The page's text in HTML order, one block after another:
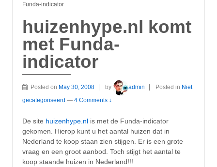
Funda-indicator
huizenhype.nl komt
met Funda-
indicator
Posted on May 30, 2008 by admin Posted in Niet
gecategoriseerd — 4 Comments ↓
De site huizenhype.nl is met de Funda-indicator
gekomen. Hierop kunt u het aantal huizen dat in
Nederland te koop staan zien stijgen. Er is een grote
vraag en een groot aanbod. Toch stijgt het aantal te
koop staande huizen in Nederland!!!